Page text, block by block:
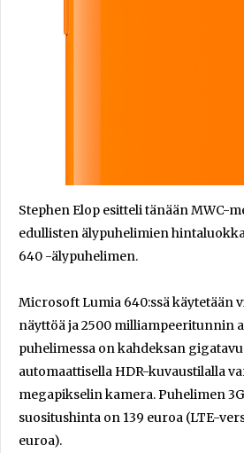
Stephen Elop esitteli tänään MWC-
edullisten älypuhelimien
640 -älypuhelimen.
Microsoft Lumia 640:ssä käytetään
näyttöä ja 2500 milliampeeritunnin
puhelimessa on kahdeksan
automaattisella HDR-kuvaustilalla
megapikselin kamera. Puhelimen
suositushinta on 139 euroa (LTE-
euroa).